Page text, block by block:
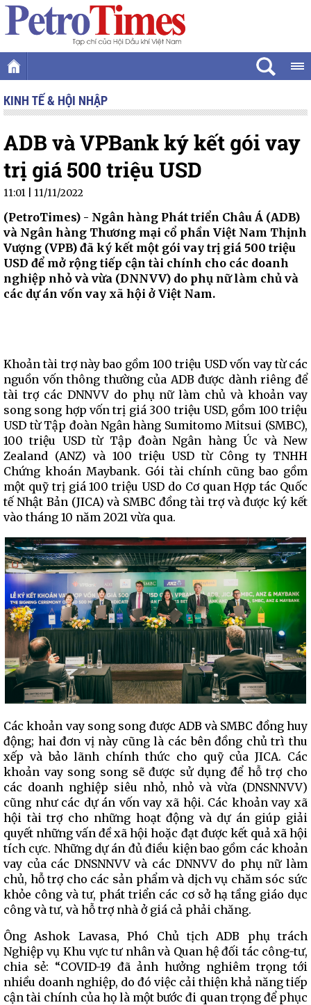
KINH TẾ & HỘI NHẬP
ADB và VPBank ký kết gói vay
trị giá 500 triệu USD
11:01 | 11/11/2022
(PetroTimes) - Ngân hàng Phát triển Châu Á (ADB)
và Ngân hàng Thương mại cổ phần Việt Nam Thịnh
Vượng (VPB) đã ký kết một gói vay trị giá 500 triệu
USD để mở rộng tiếp cận tài chính cho các doanh
nghiệp nhỏ và vừa (DNNVV) do phụ nữ làm chủ và
các dự án vốn vay xã hội ở Việt Nam.
Khoản tài trợ này bao gồm 100 triệu USD vốn vay từ các
nguồn vốn thông thường của ADB được dành riêng để
tài trợ các DNNVV do phụ nữ làm chủ và khoản vay
song song hợp vốn trị giá 300 triệu USD, gồm 100 triệu
USD từ Tập đoàn Ngân hàng Sumitomo Mitsui (SMBC),
100 triệu USD từ Tập đoàn Ngân hàng Úc và New
Zealand (ANZ) và 100 triệu USD từ Công ty TNHH
Chứng khoán Maybank. Gói tài chính cũng bao gồm
một quỹ trị giá 100 triệu USD do Cơ quan Hợp tác Quốc
tế Nhật Bản (JICA) và SMBC đồng tài trợ và được ký kết
vào tháng 10 năm 2021 vừa qua.
Các khoản vay song song được ADB và SMBC đồng huy
động; hai đơn vị này cũng là các bên đồng chủ trì thu
xếp và bảo lãnh chính thức cho quỹ của JICA. Các
khoản vay song song sẽ được sử dụng để hỗ trợ cho
các doanh nghiệp siêu nhỏ, nhỏ và vừa (DNSNNVV)
cũng như các dự án vốn vay xã hội. Các khoản vay xã
hội tài trợ cho những hoạt động và dự án giúp giải
quyết những vấn đề xã hội hoặc đạt được kết quả xã hội
tích cực. Những dự án đủ điều kiện bao gồm các khoản
vay của các DNSNNVV và các DNNVV do phụ nữ làm
chủ, hỗ trợ cho các sản phẩm và dịch vụ chăm sóc sức
khỏe công và tư, phát triển các cơ sở hạ tầng giáo dục
công và tư, và hỗ trợ nhà ở giá cả phải chăng.
Ông Ashok Lavasa, Phó Chủ tịch ADB phụ trách
Nghiệp vụ Khu vực tư nhân và Quan hệ đối tác công-tư,
chia sẻ: “COVID-19 đã ảnh hưởng nghiêm trọng tới
nhiều doanh nghiệp, do đó việc cải thiện khả năng tiếp
cận tài chính của họ là một bước đi quan trọng để phục